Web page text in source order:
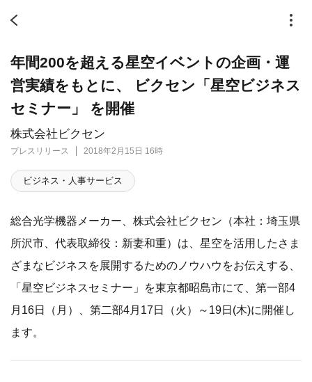
株式会社ビクセン
プレスリリース 2018年2月15日 16時
年間200を超える星空イベントの企画・運
営実績をもとに、 ビクセン「星空ビジネス
セミナー」 を開催
ビジネス・人事サービス
総合光学機器メーカー、株式会社ビクセン（本社：埼玉県
所沢市、代表取締役：新妻和重）は、星空を活用したさま
ざまなビジネスを展開するためのノウハウをお伝えする、
「星空ビジネスセミナー」を東京都昭島市にて、第一部4
月16日（月）、第二部4月17日（火）～19日(木)に開催し
ます。